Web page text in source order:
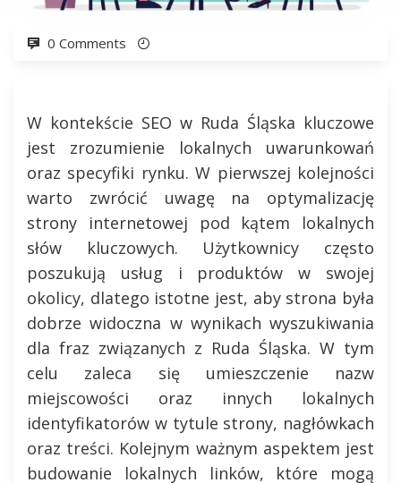
0 Comments
W kontekście SEO w Ruda Śląska kluczowe
jest zrozumienie lokalnych uwarunkowań
oraz specyfiki rynku. W pierwszej kolejności
warto zwrócić uwagę na optymalizację
strony internetowej pod kątem lokalnych
słów kluczowych. Użytkownicy często
poszukują usług i produktów w swojej
okolicy, dlatego istotne jest, aby strona była
dobrze widoczna w wynikach wyszukiwania
dla fraz związanych z Ruda Śląska. W tym
celu zaleca się umieszczenie nazw
miejscowości oraz innych lokalnych
identyfikatorów w tytule strony, nagłówkach
oraz treści. Kolejnym ważnym aspektem jest
budowanie lokalnych linków, które mogą